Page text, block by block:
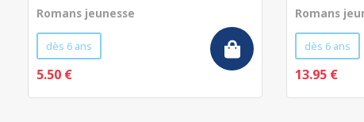
Romans jeunesse
dès 6 ans
5.50 €
Romans
dès 6 ans
13.95 €